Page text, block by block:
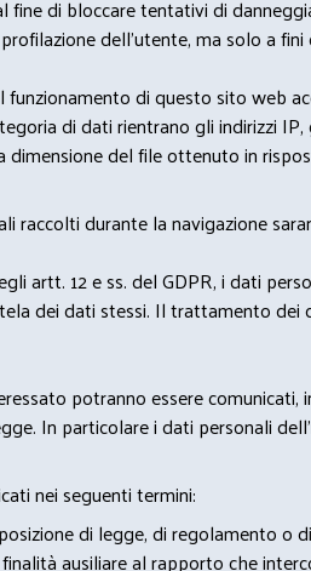
di bloccare tentativi di
dell'utente, ma solo a
di questo sito web
di dati rientrano gli indirizzi
del file ottenuto in
raccolti durante la navigazione
artt. 12 e ss. del GDPR, i dati
dei dati stessi. Il trattamento
potranno essere
In particolare i dati personali
nei seguenti termini:
di legge, di regolamento o
ausiliare al rapporto che